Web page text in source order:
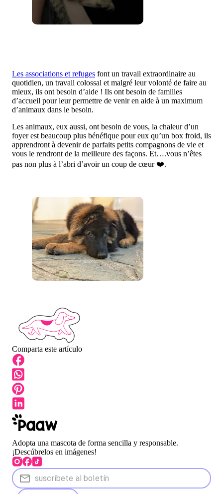
Les associations et refuges font un travail extraordinaire au
quotidien, un travail colossal et malgré leur volonté de faire au
mieux, ils ont besoin d’aide ! Ils ont besoin de familles
d’accueil pour leur permettre de venir en aide à un maximum
d’animaux dans le besoin.
Les animaux, eux aussi, ont besoin de vous, la chaleur d’un
foyer est beaucoup plus bénéfique pour eux qu’un box froid, ils
apprendront à devenir de parfaits petits compagnons de vie et
vous le rendront de la meilleure des façons. Et….vous n’êtes
pas non plus à l’abri d’avoir un coup de cœur ❤️.
Comparta este artículo
Adopta una mascota de forma sencilla y responsable.
¡Descúbrelos en imágenes!